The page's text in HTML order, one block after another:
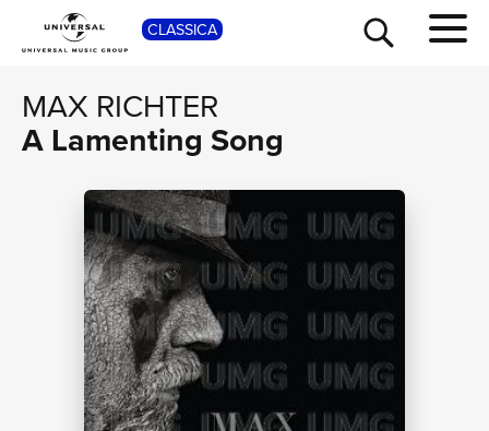
CLASSICA
MAX RICHTER
A Lamenting Song
SHOP
TOUR